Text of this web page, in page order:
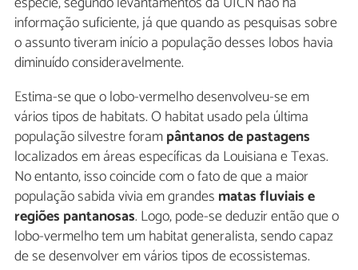
informação suficiente, já que quando as pesquisas sobre
o assunto tiveram início a população desses lobos havia
diminuído consideravelmente.
Estima-se que o lobo-vermelho desenvolveu-se em
vários tipos de habitats. O habitat usado pela última
população silvestre forampântanos de pastagens
localizados em áreas específicas da Louisiana e Texas.
No entanto, isso coincide com o fato de que a maior
população sabida vivia em grandes matas fluviais e
regiões pantanosas. Logo, pode-se deduzir então que o
lobo-vermelho tem um habitat generalista, sendo capaz
de se desenvolver em vários tipos de ecossistemas.